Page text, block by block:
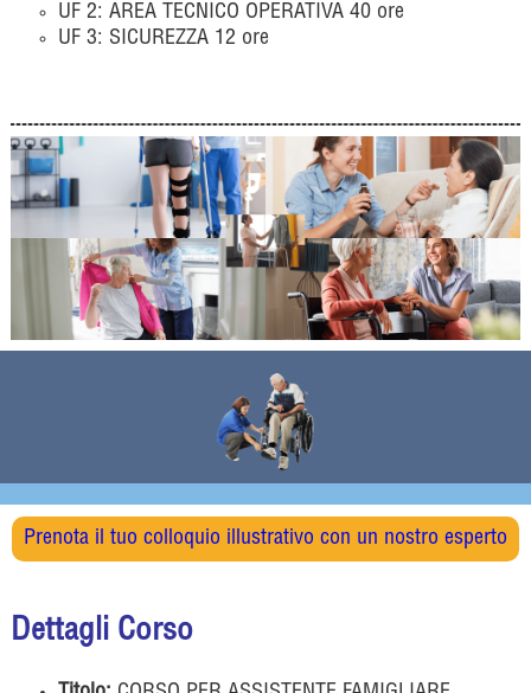
UF 2: AREA TECNICO OPERATIVA 40 ore
UF 3: SICUREZZA 12 ore
Prenota il tuo colloquio illustrativo con un nostro esperto
Dettagli Corso